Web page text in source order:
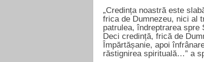
„Credința noastră este
frica de Dumnezeu, nici al
patrulea, îndreptrarea
Deci credință, frică de
Împărtășanie, apoi
răstignirea spirituală…” a